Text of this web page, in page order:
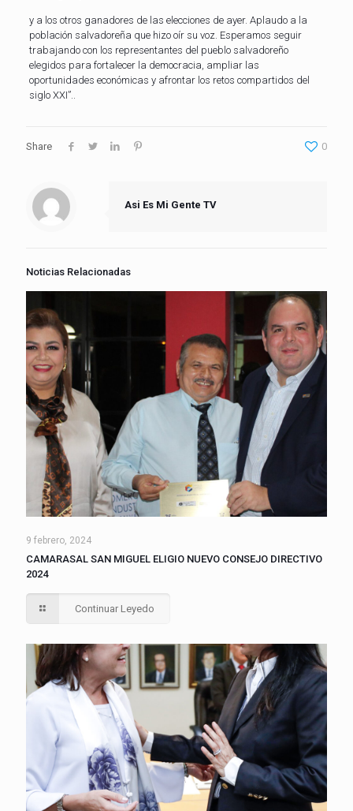
y a los otros ganadores de las elecciones de ayer. Aplaudo a la
población salvadoreña que hizo oír su voz. Esperamos seguir
trabajando con los representantes del pueblo salvadoreño
elegidos para fortalecer la democracia, ampliar las
oportunidades económicas y afrontar los retos compartidos del
siglo XXI”.
Share 0
Asi Es Mi Gente TV
Noticias Relacionadas
9 febrero, 2024
CAMARASAL SAN MIGUEL ELIGIO NUEVO CONSEJO DIRECTIVO
2024
Continuar Leyedo